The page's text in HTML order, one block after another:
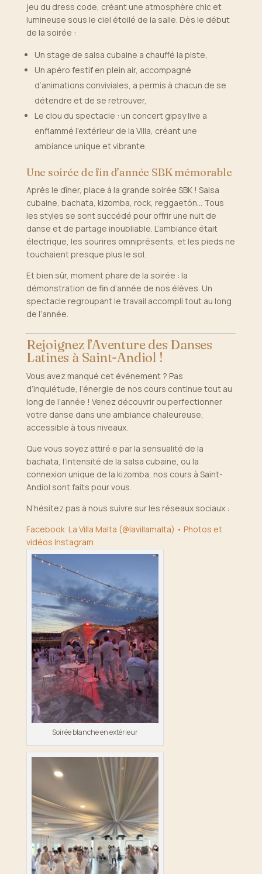
jeu du dress code, créant une atmosphère chic et
lumineuse sous le ciel étoilé de la salle. Dès le début
de la soirée :
Un stage de salsa cubaine a chauffé la piste,
Un apéro festif en plein air, accompagné
d’animations conviviales, a permis à chacun de se
détendre et de se retrouver,
Le clou du spectacle : un concert gipsy live a
enflammé l’extérieur de la Villa, créant une
ambiance unique et vibrante.
Une soirée de fin d’année SBK mémorable
Après le dîner, place à la grande soirée SBK ! Salsa
cubaine, bachata, kizomba, rock, reggaetón… Tous
les styles se sont succédé pour offrir une nuit de
danse et de partage inoubliable. L’ambiance était
électrique, les sourires omniprésents, et les pieds ne
touchaient presque plus le sol.
Et bien sûr, moment phare de la soirée : la
démonstration de fin d’année de nos élèves. Un
spectacle regroupant le travail accompli tout au long
de l’année.
Rejoignez l’Aventure des Danses
Latines à Saint-Andiol !
Vous avez manqué cet événement ? Pas
d’inquiétude, l’énergie de nos cours continue tout au
long de l’année ! Venez découvrir ou perfectionner
votre danse dans une ambiance chaleureuse,
accessible à tous niveaux.
Que vous soyez attiré·e par la sensualité de la
bachata, l’intensité de la salsa cubaine, ou la
connexion unique de la kizomba, nos cours à Saint-
Andiol sont faits pour vous.
N’hésitez pas à nous suivre sur les réseaux sociaux :
Facebook La Villa Malta (@lavillamalta) • Photos et
vidéos Instagram
Soirée blanche en extérieur